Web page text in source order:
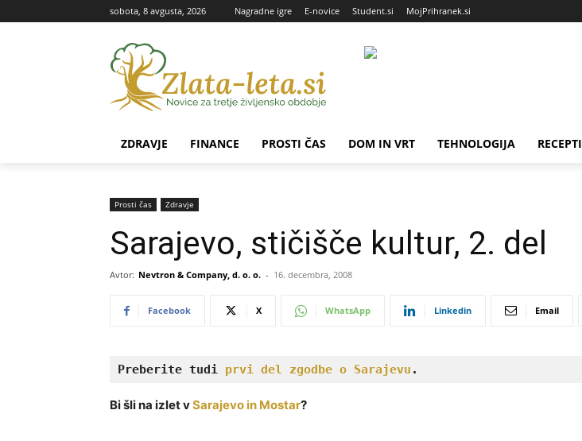
sobota, 8 avgusta, 2026 Nagradne igre E-novice Student.si MojPrihranek.si
ZDRAVJE FINANCE PROSTI ČAS DOM IN VRT TEHNOLOGIJA RECEPTI
Prosti čas Zdravje
Sarajevo, stičišče kultur, 2. del
Avtor: Nevtron & Company, d. o. o. - 16. decembra, 2008
Facebook X WhatsApp Linkedin Email
Preberite tudi prvi del zgodbe o Sarajevu .
Bi šli na izlet vSarajevo in Mostar?